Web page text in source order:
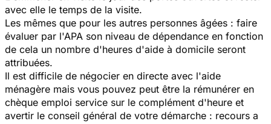
avec elle le temps de la visite.
Les mêmes que pour les autres personnes âgées : faire
évaluer par l'APA son niveau de dépendance en fonction
de cela un nombre d'heures d'aide à domicile seront
attribuées.
Il est difficile de négocier en directe avec l'aide
ménagère mais vous pouvez peut être la rémunérer en
chèque emploi service sur le complément d'heure et
avertir le conseil général de votre démarche : recours a